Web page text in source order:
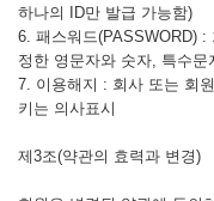
하나의 ID만 발급 가능함)
6. 패스워드(PASSWORD)
정한 영문자와 숫자, 특수문
7. 이용해지 : 회사 또는 회
키는 의사표시
제3조(약관의 효력과 변경)